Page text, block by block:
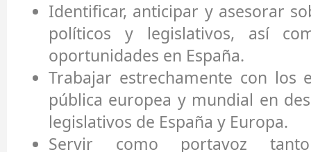
Identificar, anticipar y asesorar
políticos y legislativos, así
oportunidades en España.
Trabajar estrechamente con los
pública europea y mundial en
legislativos de España y Europa.
Servir como portavoz